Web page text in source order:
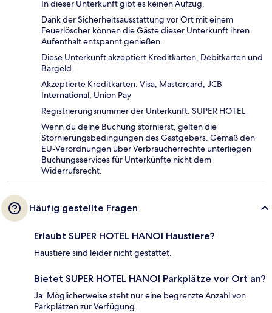
In dieser Unterkunft gibt es keinen Aufzug.
Dank der Sicherheitsausstattung vor Ort mit einem
Feuerlöscher können die Gäste dieser Unterkunft ihren
Aufenthalt entspannt genießen.
Diese Unterkunft akzeptiert Kreditkarten, Debitkarten und
Bargeld.
Akzeptierte Kreditkarten: Visa, Mastercard, JCB
International, Union Pay
Registrierungsnummer der Unterkunft: SUPER HOTEL
Wenn du deine Buchung stornierst, gelten die
Stornierungsbedingungen des Gastgebers. Gemäß den
EU-Verordnungen über Verbraucherrechte unterliegen
Buchungsservices für Unterkünfte nicht dem
Widerrufsrecht.
Häufig gestellte Fragen
Erlaubt SUPER HOTEL HANOI Haustiere?
Haustiere sind leider nicht gestattet.
Bietet SUPER HOTEL HANOI Parkplätze vor Ort an?
Ja. Möglicherweise steht nur eine begrenzte Anzahl von
Parkplätzen zur Verfügung.